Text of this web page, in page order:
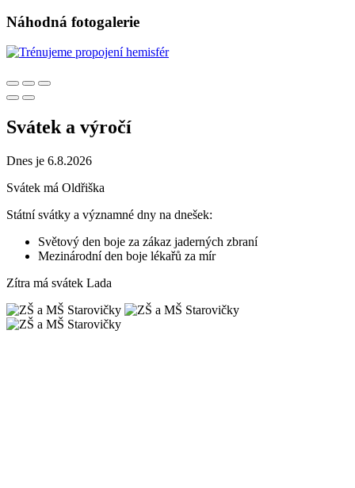
Náhodná fotogalerie
Svátek a výročí
Dnes je 6.8.2026
Svátek má Oldřiška
Státní svátky a významné dny na dnešek:
Světový den boje za zákaz jaderných zbraní
Mezinárodní den boje lékařů za mír
Zítra má svátek Lada